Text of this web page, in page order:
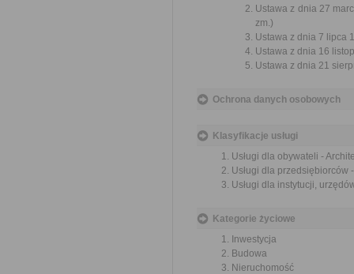
Ustawa z dnia 27
zm.)
Ustawa z dnia 7 lipca
Ustawa z dnia 16
Ustawa z dnia 21
Ochrona danych osobowych
Klasyfikacje usługi
Usługi dla obywateli -
Usługi dla
Usługi dla instytucji,
Kategorie życiowe
Inwestycja
Budowa
Nieruchomość